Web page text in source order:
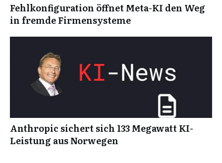
Fehlkonfiguration öffnet Meta-KI den Weg
in fremde Firmensysteme
Anthropic sichert sich 133 Megawatt KI-
Leistung aus Norwegen